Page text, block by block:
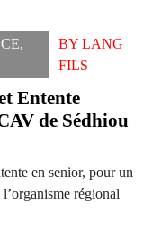
,
BY LANG
FILS
Entente
de Sédhiou
en senior, pour un
régional